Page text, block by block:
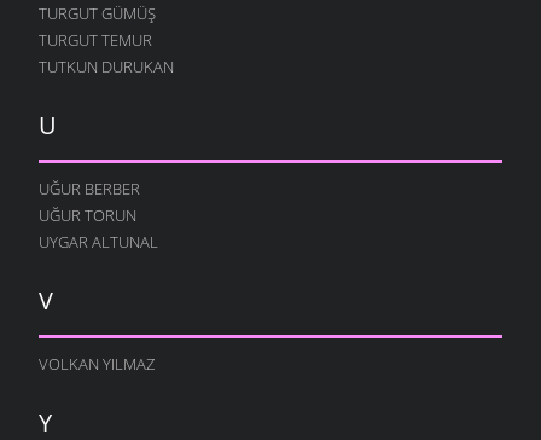
TURGUT GÜMÜŞ
TURGUT TEMUR
TUTKUN DURUKAN
U
UĞUR BERBER
UĞUR TORUN
UYGAR ALTUNAL
V
VOLKAN YILMAZ
Y